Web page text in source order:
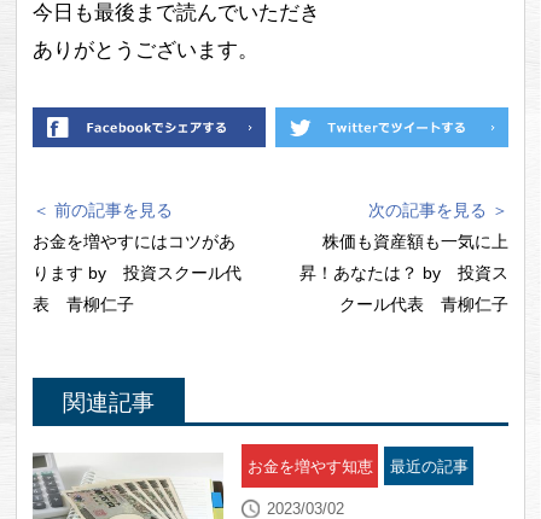
今日も最後まで読んでいただき
ありがとうございます。
＜ 前の記事を見る
お金を増やすにはコツがあ
ります by 投資スクール代
表 青柳仁子
次の記事を見る ＞
株価も資産額も一気に上
昇！あなたは？ by 投資ス
クール代表 青柳仁子
関連記事
お金を増やす知恵 最近の記事
2023/03/02